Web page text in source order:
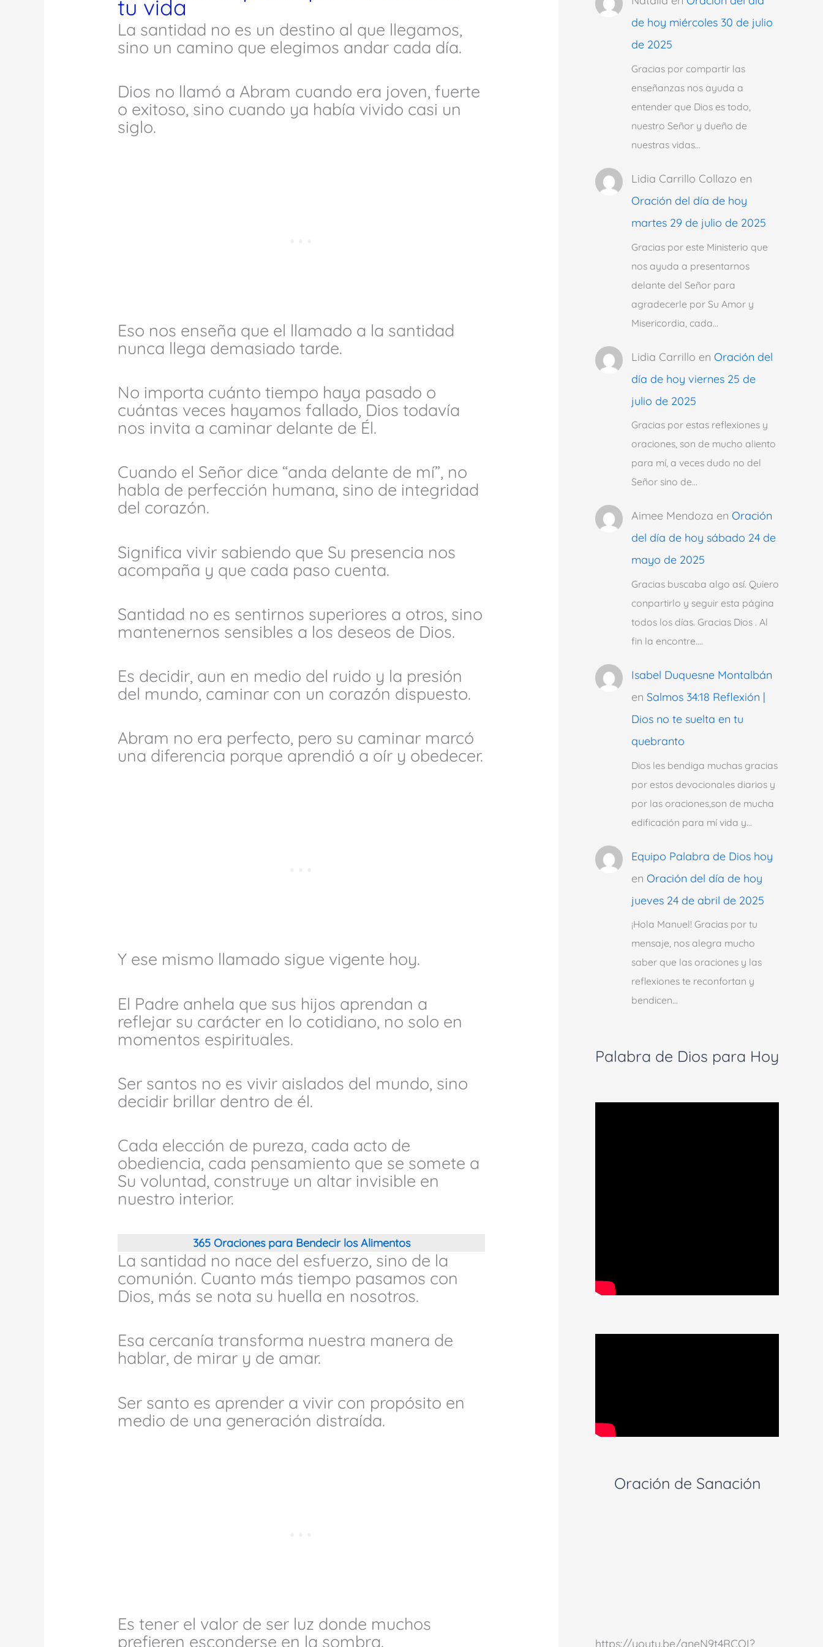
tu vida
La santidad no es un destino al que llegamos,
sino un camino que elegimos andar cada día.
Dios no llamó a Abram cuando era joven, fuerte
o exitoso, sino cuando ya había vivido casi un
siglo.
Eso nos enseña que el llamado a la santidad
nunca llega demasiado tarde.
No importa cuánto tiempo haya pasado o
cuántas veces hayamos fallado, Dios todavía
nos invita a caminar delante de Él.
Cuando el Señor dice “anda delante de mí”, no
habla de perfección humana, sino de integridad
del corazón.
Significa vivir sabiendo que Su presencia nos
acompaña y que cada paso cuenta.
Santidad no es sentirnos superiores a otros, sino
mantenernos sensibles a los deseos de Dios.
Es decidir, aun en medio del ruido y la presión
del mundo, caminar con un corazón dispuesto.
Abram no era perfecto, pero su caminar marcó
una diferencia porque aprendió a oír y obedecer.
Y ese mismo llamado sigue vigente hoy.
El Padre anhela que sus hijos aprendan a
reflejar su carácter en lo cotidiano, no solo en
momentos espirituales.
Ser santos no es vivir aislados del mundo, sino
decidir brillar dentro de él.
Cada elección de pureza, cada acto de
obediencia, cada pensamiento que se somete a
Su voluntad, construye un altar invisible en
nuestro interior.
365 Oraciones para Bendecir los Alimentos
La santidad no nace del esfuerzo, sino de la
comunión. Cuanto más tiempo pasamos con
Dios, más se nota su huella en nosotros.
Esa cercanía transforma nuestra manera de
hablar, de mirar y de amar.
Ser santo es aprender a vivir con propósito en
medio de una generación distraída.
Es tener el valor de ser luz donde muchos
prefieren esconderse en la sombra.
de hoy miércoles 30 de julio
de 2025
Gracias por compartir las
enseñanzas nos ayuda a
entender que Dios es todo,
nuestro Señor y dueño de
nuestras vidas…
Lidia Carrillo Collazo en
Oración del día de hoy
martes 29 de julio de 2025
Gracias por este Ministerio que
nos ayuda a presentarnos
delante del Señor para
agradecerle por Su Amor y
Misericordia, cada…
Lidia Carrillo en Oración del
día de hoy viernes 25 de
julio de 2025
Gracias por estas reflexiones y
oraciones, son de mucho aliento
para mí, a veces dudo no del
Señor sino de…
Aimee Mendoza en Oración
del día de hoy sábado 24 de
mayo de 2025
Gracias buscaba algo así. Quiero
conpartirlo y seguir esta página
todos los días. Gracias Dios . Al
fin la encontre.…
Isabel Duquesne Montalbán
en Salmos 34:18 Reflexión |
Dios no te suelta en tu
quebranto
Dios les bendiga muchas gracias
por estos devocionales diarios y
por las oraciones,son de mucha
edificación para mí vida y…
Equipo Palabra de Dios hoy
en Oración del día de hoy
jueves 24 de abril de 2025
¡Hola Manuel! Gracias por tu
mensaje, nos alegra mucho
saber que las oraciones y las
reflexiones te reconfortan y
bendicen…
Palabra de Dios para Hoy
Oración de Sanación
https://youtu.be/aneN9t4RCOI?